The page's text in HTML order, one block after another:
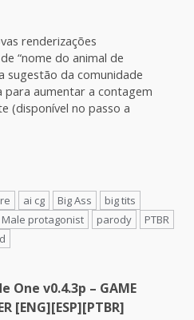
renderizações
“nome do animal de
sugestão da comunidade
aumentar a contagem
(disponível no passo a
ai cg Big Ass
big tits
Male protagonist parody
PTBR
One v0.4.3p – GAME
[ENG][ESP][PTBR]